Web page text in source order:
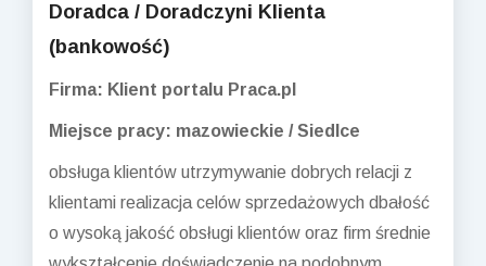
Doradca / Doradczyni Klienta
(bankowość)
Firma: Klient portalu Praca.pl
Miejsce pracy: mazowieckie / Siedlce
obsługa klientów utrzymywanie dobrych relacji z
klientami realizacja celów sprzedażowych dbałość
o wysoką jakość obsługi klientów oraz firm średnie